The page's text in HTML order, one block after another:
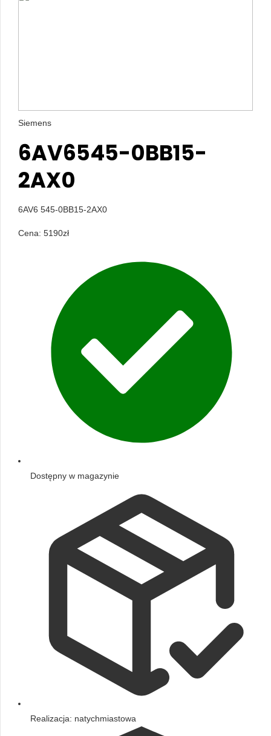
Siemens
6AV6545-0BB15-
2AX0
6AV6 545-0BB15-2AX0
Cena: 5190zł
Dostępny w magazynie
Realizacja: natychmiastowa